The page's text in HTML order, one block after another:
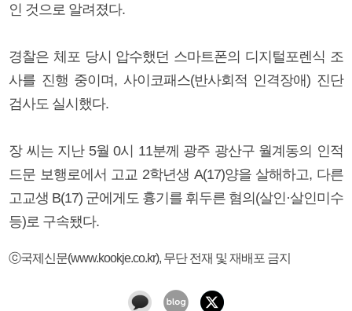
인 것으로 알려졌다.
경찰은 체포 당시 압수했던 스마트폰의 디지털포렌식 조
사를 진행 중이며, 사이코패스(반사회적 인격장애) 진단
검사도 실시했다.
장 씨는 지난 5월 0시 11분께 광주 광산구 월계동의 인적
드문 보행로에서 고교 2학년생 A(17)양을 살해하고, 다른
고교생 B(17) 군에게도 흉기를 휘두른 혐의(살인·살인미수
등)로 구속됐다.
ⓒ국제신문(www.kookje.co.kr), 무단 전재 및 재배포 금지